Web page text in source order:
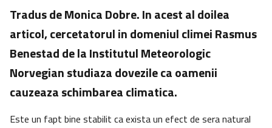
Tradus de Monica Dobre. In acest al doilea
articol, cercetatorul in domeniul climei Rasmus
Benestad de la Institutul Meteorologic
Norvegian studiaza dovezile ca oamenii
cauzeaza schimbarea climatica.
Este un fapt bine stabilit ca exista un efect de sera natural